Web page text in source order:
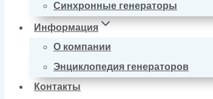
Синхронные генераторы
Информация
О компании
Энциклопедия генераторов
Контакты